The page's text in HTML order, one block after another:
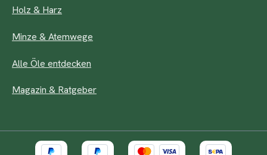
Holz & Harz
Minze & Atemwege
Alle Öle entdecken
Magazin & Ratgeber